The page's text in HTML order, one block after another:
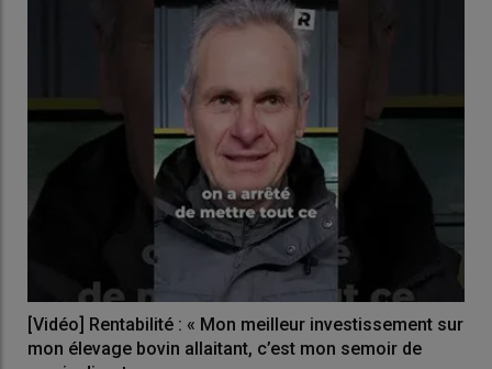
[Vidéo] Rentabilité : « Mon meilleur investissement sur
mon élevage bovin allaitant, c’est mon semoir de